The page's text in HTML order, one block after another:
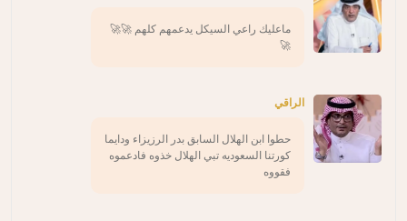
ماعليك راعي السيكل يدعمهم كلهم 🚀🚀
🚀
الراقي
حطوا ابن الهلال السابق بدر الرزيزاء ودايما
كورتنا السعوديه تبي الهلال خذوه فادعموه
فقووه